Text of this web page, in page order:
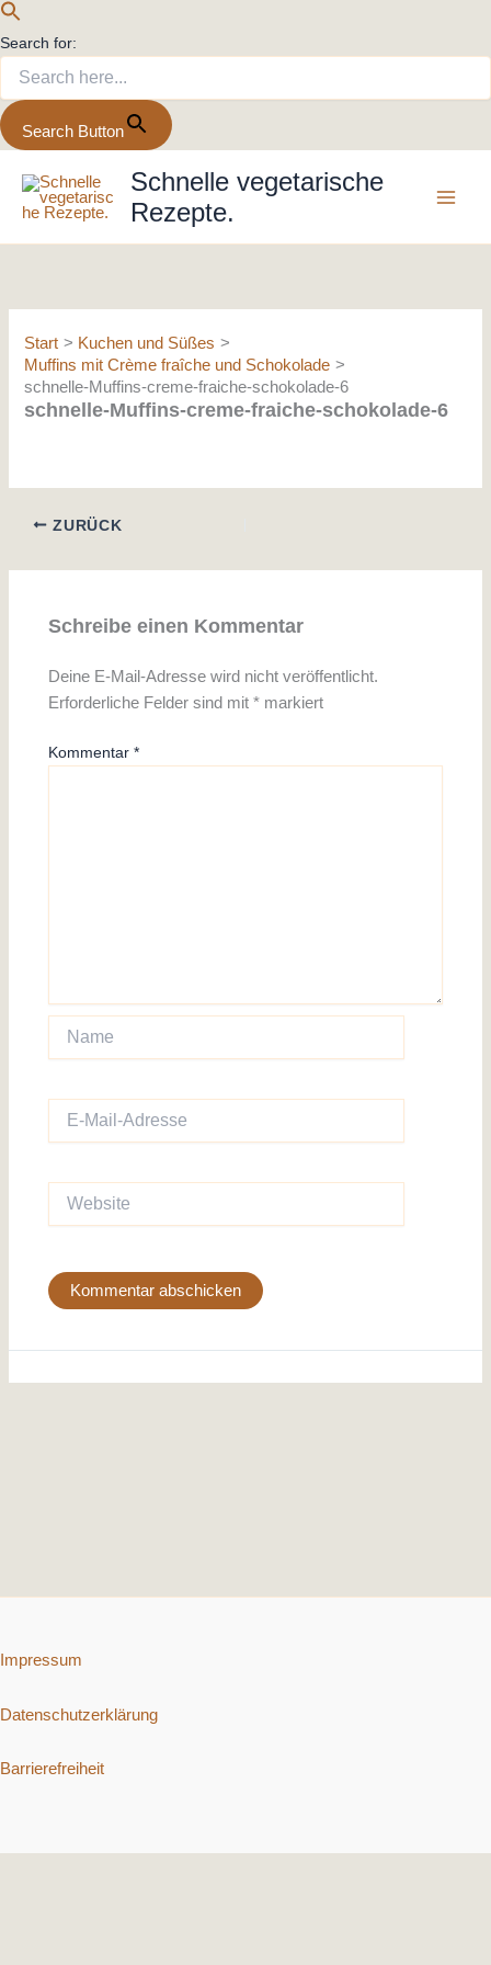
Search for:
Search Button
Inhalt
springen
Schnelle vegetarische
Rezepte.
Start
Kuchen und Süßes
Muffins mit Crème fraîche und Schokolade
schnelle-Muffins-creme-fraiche-schokolade-6
schnelle-Muffins-creme-fraiche-schokolade-6
ZURÜCK
Schreibe einen Kommentar
Deine E-Mail-Adresse wird nicht veröffentlicht.
Erforderliche Felder sind mit* markiert
Kommentar*
Name
Mail-
Impressum
Datenschutzerklärung
Barrierefreiheit